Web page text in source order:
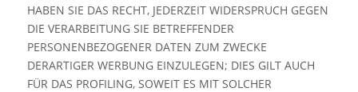
HABEN SIE DAS RECHT, JEDERZEIT WIDERSPRUCH GEGEN
DIE VERARBEITUNG SIE BETREFFENDER
PERSONENBEZOGENER DATEN ZUM ZWECKE
DERARTIGER WERBUNG EINZULEGEN; DIES GILT AUCH
FÜR DAS PROFILING, SOWEIT ES MIT SOLCHER